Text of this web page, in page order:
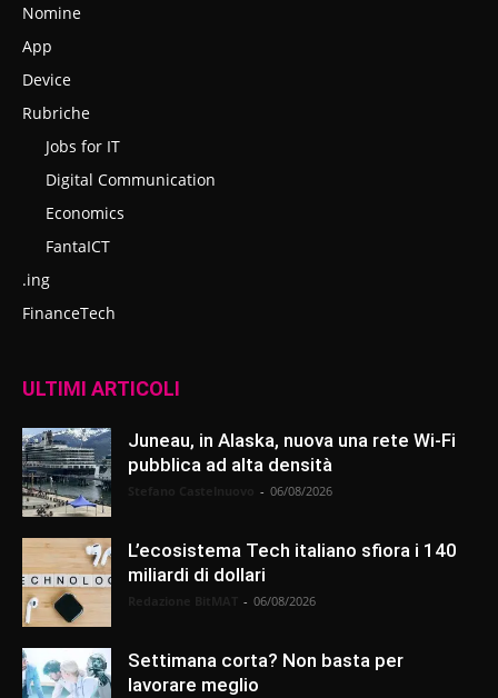
Nomine
App
Device
Rubriche
Jobs for IT
Digital Communication
Economics
FantaICT
.ing
FinanceTech
ULTIMI ARTICOLI
Juneau, in Alaska, nuova una rete Wi-Fi
pubblica ad alta densità
- 06/08/2026
L’ecosistema Tech italiano sfiora i 140
miliardi di dollari
- 06/08/2026
Settimana corta? Non basta per
lavorare meglio